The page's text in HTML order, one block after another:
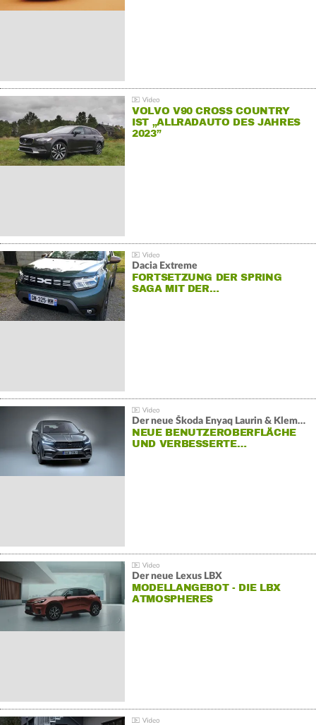
VOLVO V90 CROSS COUNTRY
IST „ALLRADAUTO DES JAHRES
2023”
Dacia Extreme
FORTSETZUNG DER SPRING
SAGA MIT DER…
Der neue Škoda Enyaq Laurin & Klement
NEUE BENUTZEROBERFLÄCHE
UND VERBESSERTE…
Der neue Lexus LBX
MODELLANGEBOT - DIE LBX
ATMOSPHERES